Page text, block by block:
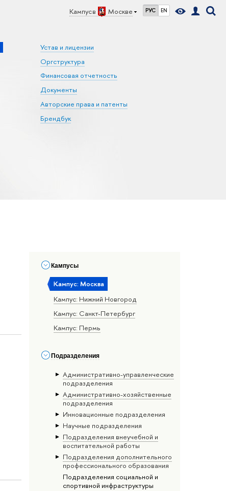
Кампус в Москве РУС EN
Устав и лицензии
Оргструктура
Финансовая отчетность
Документы
Авторские права и патенты
Брендбук
Кампусы
Кампус: Москва
Кампус: Нижний Новгород
Кампус: Санкт-Петербург
Кампус: Пермь
Подразделения
Административно-управленческие
подразделения
Административно-хозяйственные
подразделения
Инновационные подразделения
Научные подразделения
Подразделения внеучебной и
воспитательной работы
Подразделения дополнительного
профессионального образования
Подразделения социальной и
спортивной инфраструктуры